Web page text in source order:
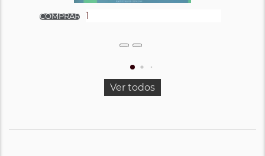
Ver todos